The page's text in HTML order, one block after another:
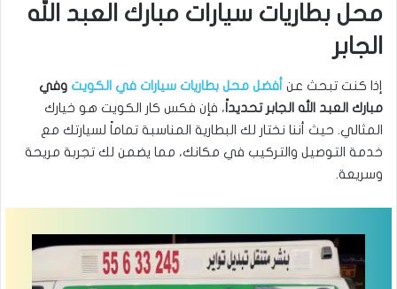
محل بطاريات سيارات مبارك العبد الله
الجابر
إذا كنت تبحث عن أفضل محل بطاريات سيارات في الكويت وفي
مبارك العبد الله الجابر تحديداً ، فإن فكس كار الكويت هو خيارك
المثالي. حيث أننا نختار لك البطارية المناسبة تماماً لسيارتك مع
خدمة التوصيل والتركيب في مكانك، مما يضمن لك تجربة مريحة
وسريعة.